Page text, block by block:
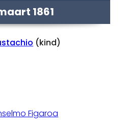
1861
(kind)
Figaroa